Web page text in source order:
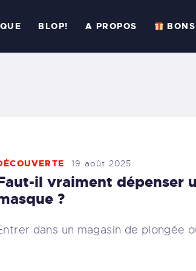
BLOP! A PROPOS
PROPOS
BONS CADEAUX
19 août 2025
il vraiment dépenser
?
dans un magasin de plongée